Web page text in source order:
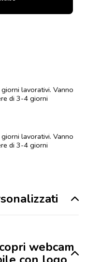
lavorativi. Vanno
di 3-4 giorni
lavorativi. Vanno
di 3-4 giorni
webcam